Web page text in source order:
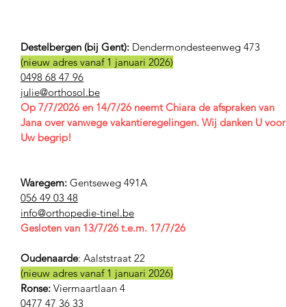
Destelbergen (bij Gent): Dendermondesteenweg 473
(nieuw adres vanaf 1 januari 2026)
0498 68 47 96
julie@orthosol.be
Op 7/7/2026 en 14/7/26 neemt Chiara de afspraken van
Jana over vanwege vakantieregelingen. Wij danken U voor
Uw begrip!
Waregem: Gentseweg 491A
056 49 03 48
​info@orthopedie-tinel.be
Gesloten van 13/7/26 t.e.m. 17/7/26
Oudenaarde: Aalststraat 22
(nieuw adres vanaf 1 januari 2026)
Ronse: Viermaartlaan 4
0477 47 36 33